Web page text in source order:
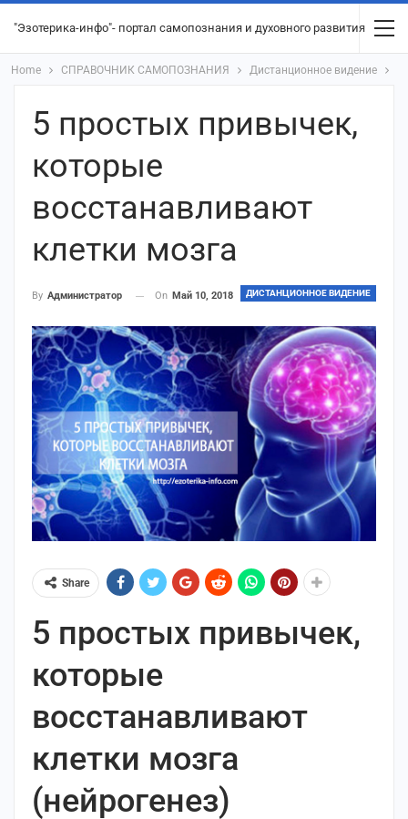
"Эзотерика-инфо"- портал самопознания и духовного развития
Home СПРАВОЧНИК САМОПОЗНАНИЯ Дистанционное видение
5 простых привычек,
которые
восстанавливают
клетки мозга
ДИСТАНЦИОННОЕ ВИДЕНИЕ
By Администратор On Май 10, 2018
Share
5 простых привычек,
которые
восстанавливают
клетки мозга
(нейрогенез)